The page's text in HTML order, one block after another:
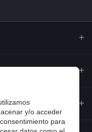
y/o acceder
para